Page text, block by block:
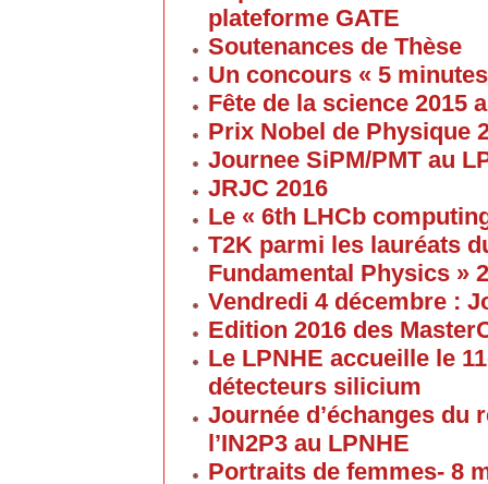
plateforme GATE
Soutenances de Thèse
Un concours « 5
Fête de la science 2015
Prix Nobel de Physique
Journee SiPM/PMT au
JRJC 2016
Le « 6th LHCb
T2K parmi les lauréats
Fundamental Physics »
Vendredi 4 décembre :
Edition 2016 des
Le LPNHE accueille le
détecteurs silicium
Journée d’échanges du
l’IN2P3 au LPNHE
Portraits de femmes- 8